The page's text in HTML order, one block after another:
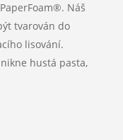
Náš
tvarován do
lisování.
hustá pasta,